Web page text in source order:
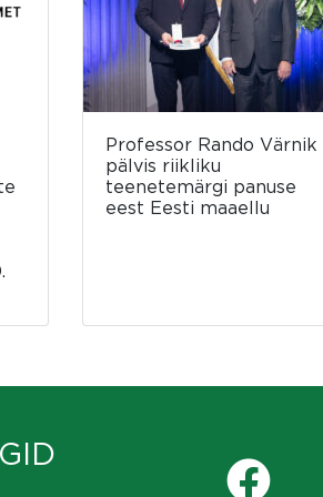
Professor Rando Värnik
pälvis riikliku
teenetemärgi panuse
eest Eesti maaellu